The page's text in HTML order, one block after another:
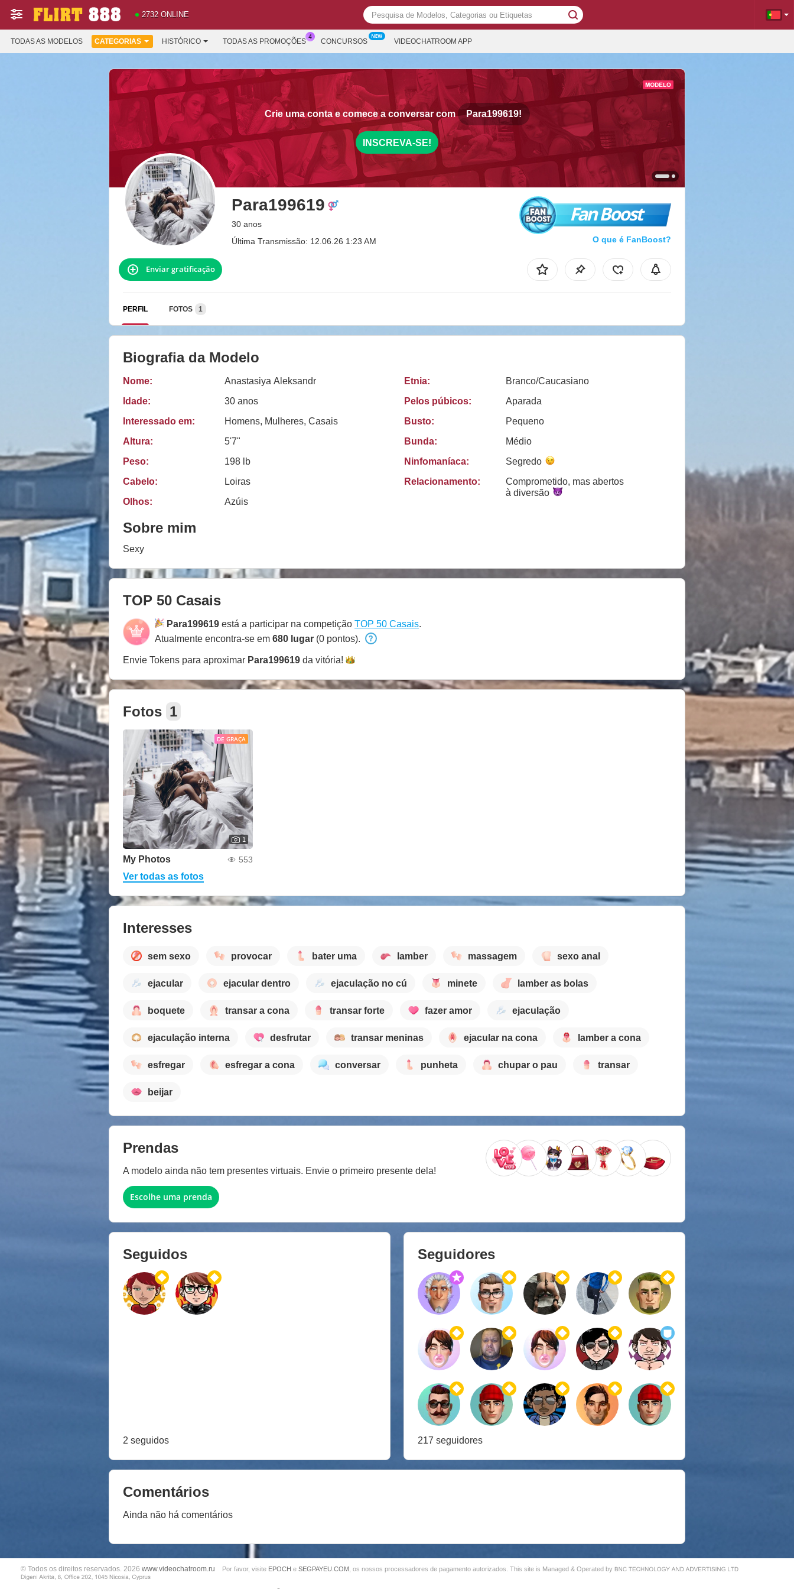
2732 ONLINE
TODAS AS MODELOS CATEGORIAS HISTÓRICO TODAS AS PROMOÇÕES CONCURSOS VIDEOCHATROOM APP
Crie uma conta e comece a conversar com Para199619!
INSCREVA-SE!
Para199619
30 anos
Última Transmissão: 12.06.26 1:23 AM
Fan Boost
O que é FanBoost?
Enviar gratificação
PERFIL FOTOS 1
Biografia da Modelo
Nome:
Anastasiya Aleksandr
Idade:
30 anos
Interessado em:
Homens, Mulheres, Casais
Altura:
5'7"
Peso:
198 lb
Cabelo:
Loiras
Olhos:
Azúis
Etnia:
Branco/Caucasiano
Pelos púbicos:
Aparada
Busto:
Pequeno
Bunda:
Médio
Ninfomaníaca:
Segredo
Relacionamento:
Comprometido, mas abertos
à diversão
Sobre mim
Sexy
TOP 50 Casais
Para199619 está a participar na competição TOP 50 Casais.
Atualmente encontra-se em 680 lugar (0 pontos).
Envie Tokens para aproximar Para199619 da vitória!
Fotos 1
DE GRAÇA
1
My Photos 553
Ver todas as fotos
Interesses
sem sexo provocar bater uma lamber massagem sexo anal
ejacular ejacular dentro ejaculação no cú minete lamber as bolas
boquete transar a cona transar forte fazer amor ejaculação
ejaculação interna desfrutar transar meninas ejacular na cona lamber a cona
esfregar esfregar a cona conversar punheta chupar o pau transar
beijar
Prendas
A modelo ainda não tem presentes virtuais. Envie o primeiro presente dela!
Escolhe uma prenda
Seguidos
2 seguidos
Seguidores
217 seguidores
Comentários
Ainda não há comentários
© Todos os direitos reservados. 2026 www.videochatroom.ru Por favor, visite‍ EPOCH e SEGPAYEU.COM , os nossos processadores de pagamento autorizados. This site is Managed & Operated by